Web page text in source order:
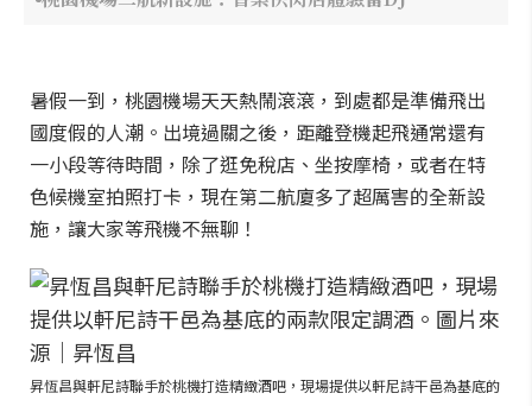
暑假一到，桃園機場天天熱鬧滾滾，到處都是準備飛出
國度假的人潮。出境過關之後，距離登機起飛通常還有
一小段等待時間，除了逛免稅店、坐按摩椅，或者在特
色候機室拍照打卡，現在第二航廈多了超厲害的全新設
施，讓大家等飛機不無聊！
昇恆昌與軒尼詩聯手於桃機打造精緻酒吧，現場提供以軒尼詩干邑為基底的